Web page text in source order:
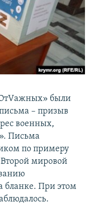
были
– призыв
военных,
Письма
по примеру
мировой
бланке. При этом